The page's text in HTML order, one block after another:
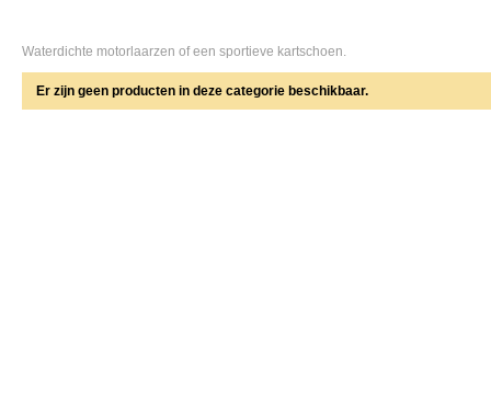
Waterdichte motorlaarzen of een sportieve kartschoen.
Er zijn geen producten in deze categorie beschikbaar.